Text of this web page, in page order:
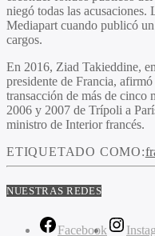
niegó todas las
Mediapart cuando publicó
cargos.
En 2016, Ziad Takieddine,
presidente de Francia,
transacción de más de cinco
2006 y 2007 de Trípoli a
ministro de Interior francés.
ETIQUETADO COMO:
NUESTRAS REDES
Facebook